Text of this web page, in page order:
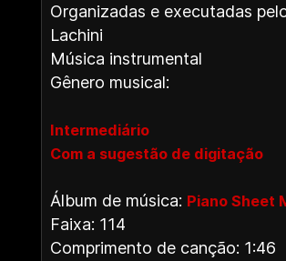
Organizadas e executadas
Lachini
Música instrumental
Gênero musical:
Intermediário
Com a sugestão de digitação
Álbum de música: Piano Sheet
Faixa: 114
Comprimento de canção: 1:46